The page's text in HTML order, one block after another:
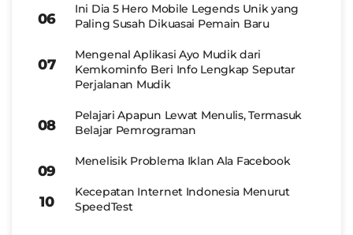
Ini Dia 5 Hero Mobile Legends Unik yang
Paling Susah Dikuasai Pemain Baru
Mengenal Aplikasi Ayo Mudik dari
Kemkominfo Beri Info Lengkap Seputar
Perjalanan Mudik
Pelajari Apapun Lewat Menulis, Termasuk
Belajar Pemrograman
Menelisik Problema Iklan Ala Facebook
Kecepatan Internet Indonesia Menurut
SpeedTest